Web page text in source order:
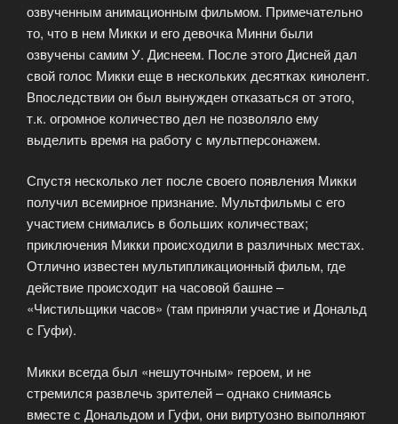
озвученным анимационным фильмом. Примечательно
то, что в нем Микки и его девочка Минни были
озвучены самим У. Диснеем. После этого Дисней дал
свой голос Микки еще в нескольких десятках кинолент.
Впоследствии он был вынужден отказаться от этого,
т.к. огромное количество дел не позволяло ему
выделить время на работу с мультперсонажем.
Спустя несколько лет после своего появления Микки
получил всемирное признание. Мультфильмы с его
участием снимались в больших количествах;
приключения Микки происходили в различных местах.
Отлично известен мультипликационный фильм, где
действие происходит на часовой башне –
«Чистильщики часов» (там приняли участие и Дональд
с Гуфи).
Микки всегда был «нешуточным» героем, и не
стремился развлечь зрителей – однако снимаясь
вместе с Дональдом и Гуфи, они виртуозно выполняют